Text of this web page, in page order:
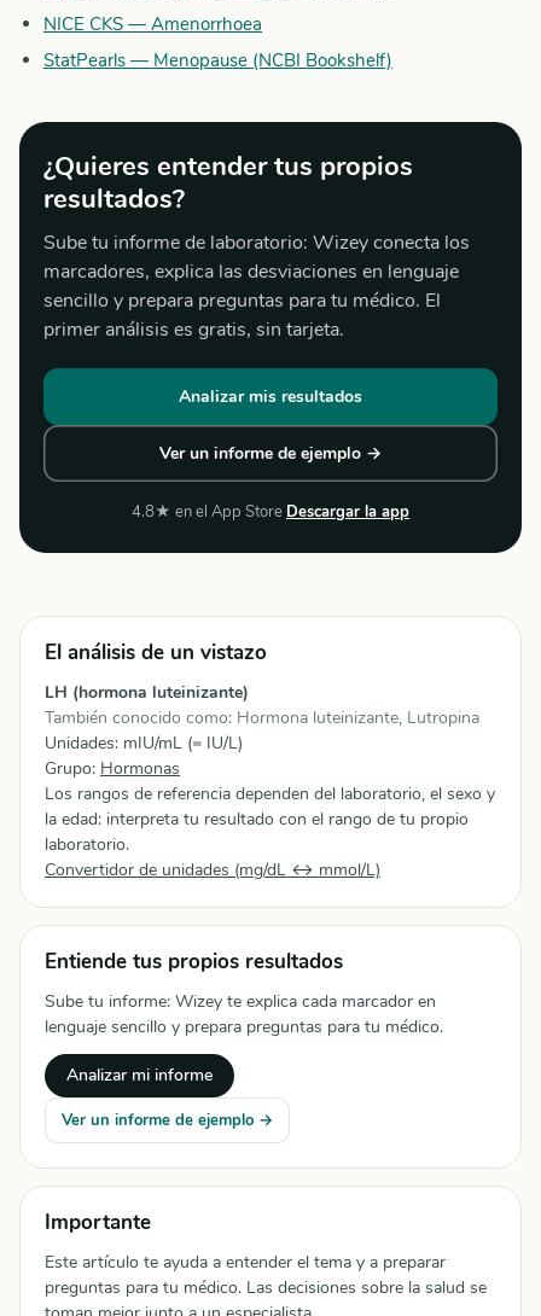
NICE CKS — Amenorrhoea
StatPearls — Menopause (NCBI Bookshelf)
¿Quieres entender tus propios
resultados?
Sube tu informe de laboratorio: Wizey conecta los
marcadores, explica las desviaciones en lenguaje
sencillo y prepara preguntas para tu médico. El
primer análisis es gratis, sin tarjeta.
Analizar mis resultados
Ver un informe de ejemplo →
4.8★ en el App Store Descargar la app
El análisis de un vistazo
LH (hormona luteinizante)
También conocido como: Hormona luteinizante, Lutropina
Unidades: mIU/mL (= IU/L)
Grupo: Hormonas
Los rangos de referencia dependen del laboratorio, el sexo y
la edad: interpreta tu resultado con el rango de tu propio
laboratorio.
Convertidor de unidades (mg/dL ↔ mmol/L)
Entiende tus propios resultados
Sube tu informe: Wizey te explica cada marcador en
lenguaje sencillo y prepara preguntas para tu médico.
Analizar mi informe
Ver un informe de ejemplo →
Importante
Este artículo te ayuda a entender el tema y a preparar
preguntas para tu médico. Las decisiones sobre la salud se